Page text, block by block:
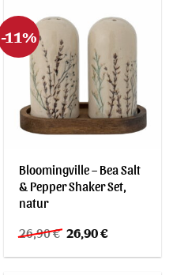
-11%
Bloomingville – Bea Salt
& Pepper Shaker Set,
natur
26,90€ Ursprünglicher
Preis
war:
26,90€Aktueller
ist: